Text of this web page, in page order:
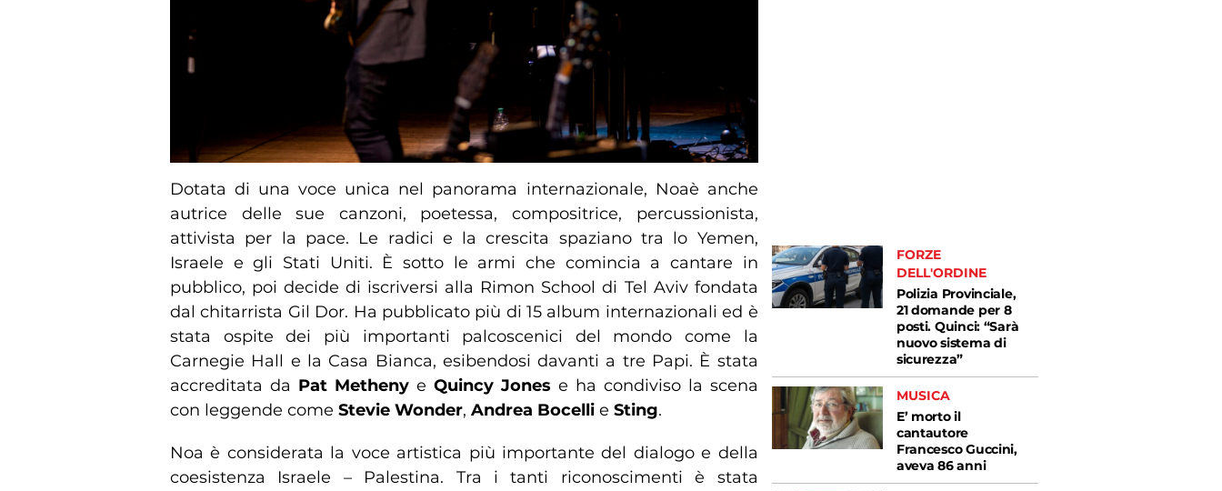
Dotata di una voce unica nel panorama internazionale, Noaè anche
autrice delle sue canzoni, poetessa, compositrice, percussionista,
attivista per la pace. Le radici e la crescita spaziano tra lo Yemen,
Israele e gli Stati Uniti. È sotto le armi che comincia a cantare in
pubblico, poi decide di iscriversi alla Rimon School di Tel Aviv fondata
dal chitarrista Gil Dor. Ha pubblicato più di 15 album internazionali ed è
stata ospite dei più importanti palcoscenici del mondo come la
Carnegie Hall e la Casa Bianca, esibendosi davanti a tre Papi. È stata
accreditata da Pat Metheny e Quincy Jones e ha condiviso la scena
con leggende come Stevie Wonder, Andrea Bocelli e Sting.
Noa è considerata la voce artistica più importante del dialogo e della
coesistenza Israele – Palestina. Tra i tanti riconoscimenti è stata
FORZE
DELL'ORDINE
Polizia Provinciale,
21 domande per 8
posti. Quinci: “Sarà
nuovo sistema di
sicurezza”
MUSICA
E’ morto il
cantautore
Francesco Guccini,
aveva 86 anni